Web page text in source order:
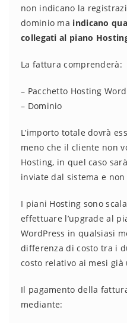
non indicano la
dominio ma indicano
collegati al piano
La fattura comprenderà:
– Pacchetto Hosting
– Dominio
L’importo totale dovrà
meno che il cliente non
Hosting, in quel caso
inviate dal sistema e
I piani Hosting sono
effettuare l’upgrade al
WordPress in qualsiasi
differenza di costo tra i
costo relativo ai mesi
Il pagamento della
mediante: